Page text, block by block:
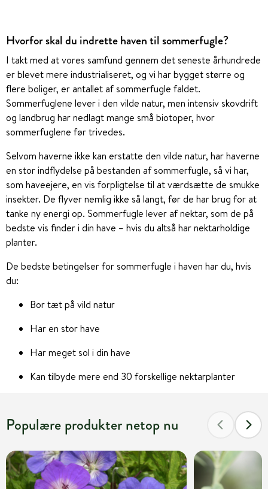
Hvorfor skal du indrette haven til sommerfugle?
I takt med at vores samfund gennem det seneste århundrede
er blevet mere industrialiseret, og vi har bygget større og
flere boliger, er antallet af sommerfugle faldet.
Sommerfuglene lever i den vilde natur, men intensiv skovdrift
og landbrug har nedlagt mange små biotoper, hvor
sommerfuglene før trivedes.
Selvom haverne ikke kan erstatte den vilde natur, har haverne
en stor indflydelse på bestanden af sommerfugle, så vi har,
som haveejere, en vis forpligtelse til at værdsætte de smukke
insekter. De flyver nemlig ikke så langt, før de har brug for at
tanke ny energi op. Sommerfugle lever af nektar, som de på
bedste vis finder i din have – hvis du altså har nektarholdige
planter.
De bedste betingelser for sommerfugle i haven har du, hvis
du:
Bor tæt på vild natur
Har en stor have
Har meget sol i din have
Kan tilbyde mere end 30 forskellige nektarplanter
Populære produkter netop nu